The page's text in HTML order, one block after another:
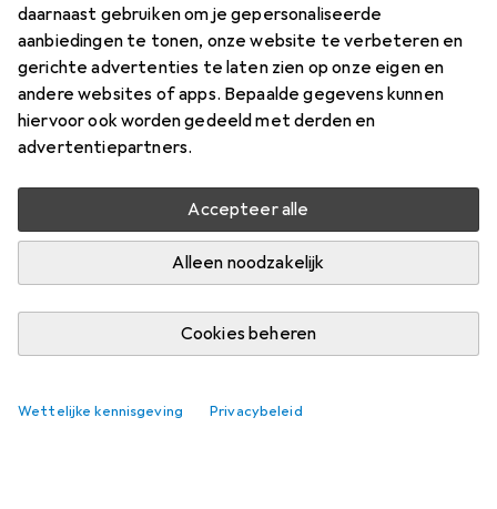
daarnaast gebruiken om je gepersonaliseerde
aanbiedingen te tonen, onze website te verbeteren en
gerichte advertenties te laten zien op onze eigen en
andere websites of apps. Bepaalde gegevens kunnen
hiervoor ook worden gedeeld met derden en
advertentiepartners.
Accepteer alle
Alleen noodzakelijk
Cookies beheren
Wettelijke kennisgeving Privacybeleid